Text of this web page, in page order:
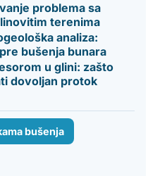
problema sa
terenima
analiza:
bušenja bunara
u glini: zašto
dovoljan protok
bušenja